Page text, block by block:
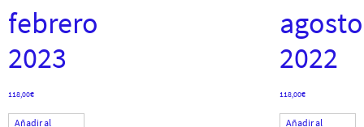
febrero
2023
118,00€
Añadir al
agosto
2022
118,00€
Añadir al